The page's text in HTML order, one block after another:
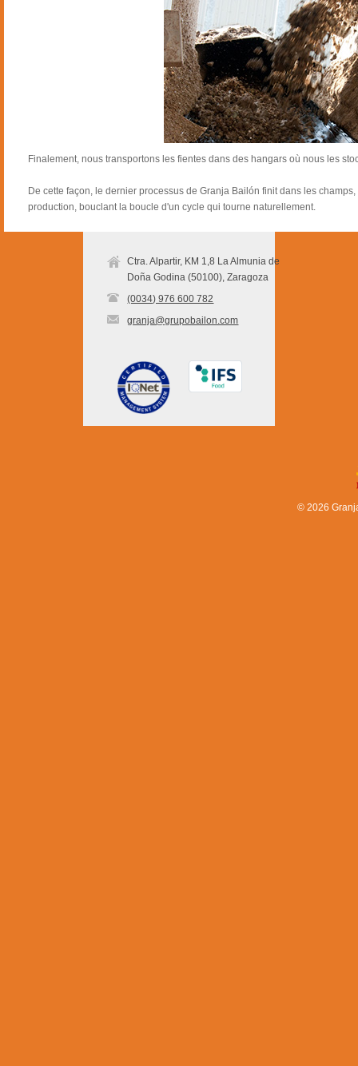
Finalement, nous transportons les fientes dans des hangars où nous les
De cette façon, le dernier processus de Granja Bailón finit dans les
production, bouclant la boucle d'un cycle qui tourne naturellement.
Ctra. Alpartir, KM 1,8 La Almunia de
Doña Godina (50100), Zaragoza
(0034) 976 600 782
granja@grupobailon.com
© 2026